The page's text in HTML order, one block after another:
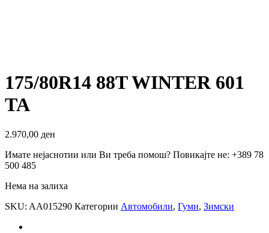
175/80R14 88T WINTER 601
TA
2.970,00 ден
Имате нејаснотии или Ви треба помош? Повикајте не: +389 78
500 485
Нема на залиха
SKU: AA015290 Категории Автомобили, Гуми, Зимски